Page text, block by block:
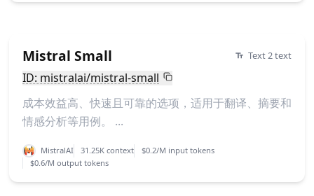
Mistral Small Text 2 text
ID: mistralai/mistral-small
成本效益高、快速且可靠的选项，适用于翻译、摘要和
情感分析等用例。 ...
MistralAI 31.25K context
$0.2/M input tokens
$0.6/M output tokens